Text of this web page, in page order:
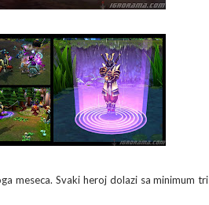
meseca. Svaki heroj dolazi sa minimum tri